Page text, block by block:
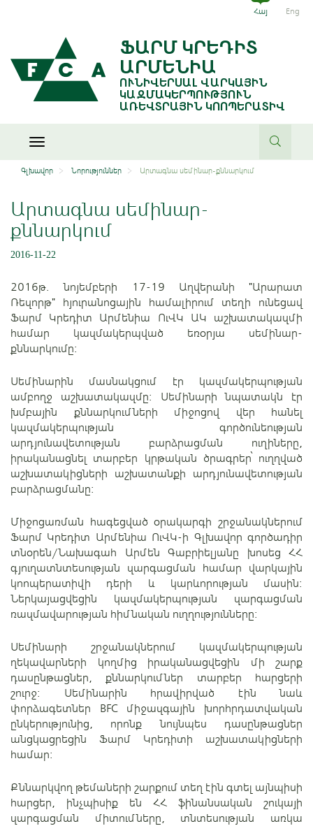
Հայ Eng
ՖԱՐՄ ԿՐԵԴԻՏ
ԱՐՄԵՆԻԱ
ՈՒՆԻՎԵՐՍԱԼ ՎԱՐԿԱՅԻՆ
ԿԱԶՄԱԿԵՐՊՈՒԹՅՈՒՆ
ԱՌԵՎՏՐԱՅԻՆ ԿՈՈՊԵՐԱՏԻՎ
Toggle
Գլխավոր Նորություններ Արտագնա սեմինար-քննարկում
Արտագնա սեմինար-
քննարկում
2016-11-22
2016թ. նոյեմբերի 17-19 Աղվերանի "Արարատ
Ռեզորթ" հյուրանոցային համալիրում տեղի ունեցավ
Ֆարմ Կրեդիտ Արմենիա ՈւՎԿ ԱԿ աշխատակազմի
համար կազմակերպված եռօրյա սեմինար-
քննարկումը:
Սեմինարին մասնակցում էր կազմակերպության
ամբողջ աշխատակազմը: Սեմինարի նպատակն էր
խմբային քննարկումների միջոցով վեր հանել
կազմակերպության գործունեության
արդյունավետության բարձրացման ուղիները,
իրականացնել տարբեր կրթական ծրագրեր՝ ուղղված
աշխատակիցների աշխատանքի արդյունավետության
բարձրացմանը:
Միջոցառման հագեցված օրակարգի շրջանակներում
Ֆարմ Կրեդիտ Արմենիա ՈւՎԿ-ի Գլխավոր գործադիր
տնօրեն/Նախագահ Արմեն Գաբրիելյանը խոսեց ՀՀ
գյուղատնտեսության զարգացման համար վարկային
կոոպերատիվի դերի և կարևորության մասին:
Ներկայացվեցին կազմակերպության զարգացման
ռազմավարության հիմնական ուղղությունները:
Սեմինարի շրջանակներում կազմակերպության
ղեկավարների կողմից իրականացվեցին մի շարք
դասընթացներ, քննարկումներ տարբեր հարցերի
շուրջ: Սեմինարին հրավիրված էին նաև
փորձագետներ BFC միջազգային խորհրդատվական
ընկերությունից, որոնք նույնպես դասընթացներ
անցկացրեցին Ֆարմ Կրեդիտի աշխատակիցների
համար:
Քննարկվող թեմաների շարքում տեղ էին գտել այնպիսի
հարցեր, ինչպիսիք են ՀՀ ֆինանսական շուկայի
զարգացման միտումները, տնտեսության առկա